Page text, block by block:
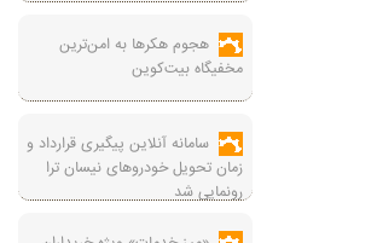
هجوم هکرها به امن‌ترین
مخفیگاه بیت‌کوین
سامانه آنلاین پیگیری قرارداد‌ و
زمان تحویل خودرو‌های نیسان ترا
رونمایی شد